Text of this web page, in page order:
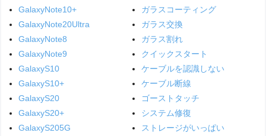
GalaxyNote10+
GalaxyNote20Ultra
GalaxyNote8
GalaxyNote9
GalaxyS10
GalaxyS10+
GalaxyS20
GalaxyS20+
GalaxyS205G
ガラスコーティング
ガラス交換
ガラス割れ
クイックスタート
ケーブルを認識しない
ケーブル断線
ゴーストタッチ
システム修復
ストレージがいっぱい